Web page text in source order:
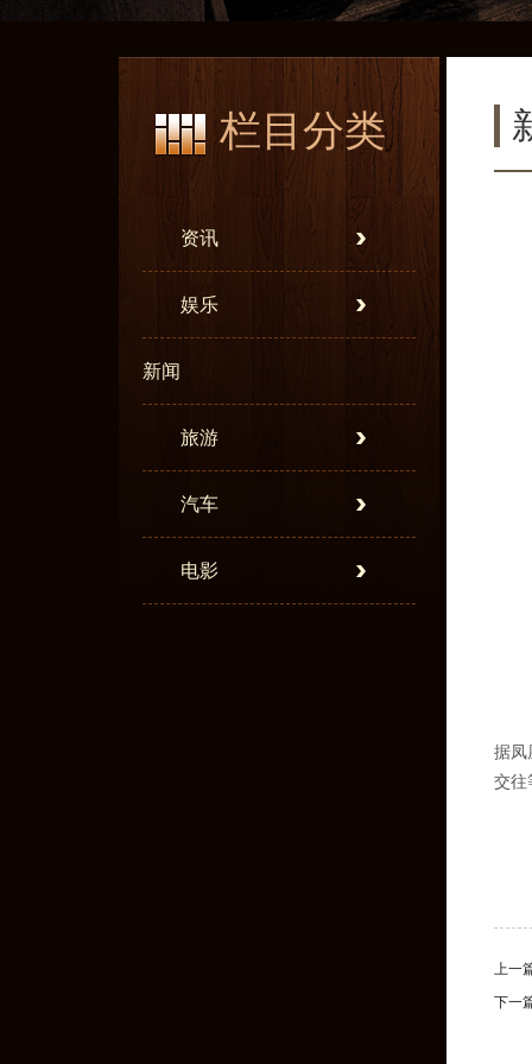
栏目分类
资讯
娱乐
新闻
旅游
汽车
电影
据凤
交往
上一
下一